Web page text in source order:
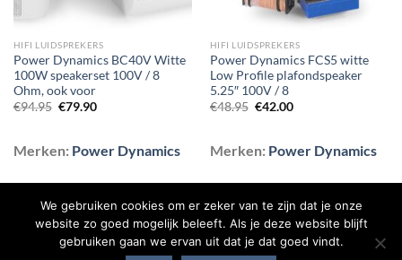
HIFI LUIDSPREKERS
Power Dynamics BC40V Witte
100W speakerset 100V / 8
Ohm, ook voor
€94.95 Oorspronkelijke
€79.90Huidige
Merken: Power Dynamics
HIFI LUIDSPREKERS
Power Dynamics FCS5 witte
Low Profile plafondspeaker
5.25″ 100V / 8
€48.95 Oorspronkelijke
€42.00Huidige
Merken: Power Dynamics
CONTACT OVER ONS VEELGESTELDE VRAGEN
We gebruiken cookies om er zeker van te zijn dat je onze
website zo goed mogelijk beleeft. Als je deze website blijft
gebruiken gaan we ervan uit dat je dat goed vindt.